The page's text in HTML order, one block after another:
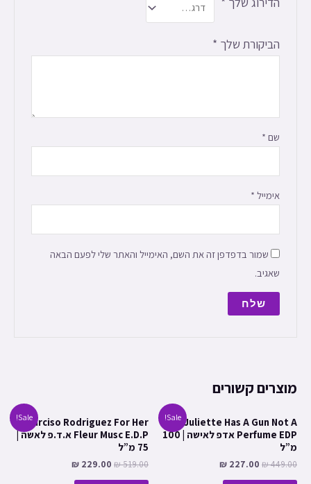
הביקורת שלך *
שם *
אימייל *
שמור בדפדפן זה את השם, האימייל והאתר שלי לפעם הבאה
שאגיב.
מוצרים קשורים
Sale! Juliette Has A Gun Not A
Perfume EDP אדפ לאישה | 100
מ”ל
₪449.00
₪ 227.00
Sale!Narciso Rodriguez For Her
Fleur Musc E.D.P א.ד.פ לאשה |
75 מ”ל
₪519.00
₪ 229.00